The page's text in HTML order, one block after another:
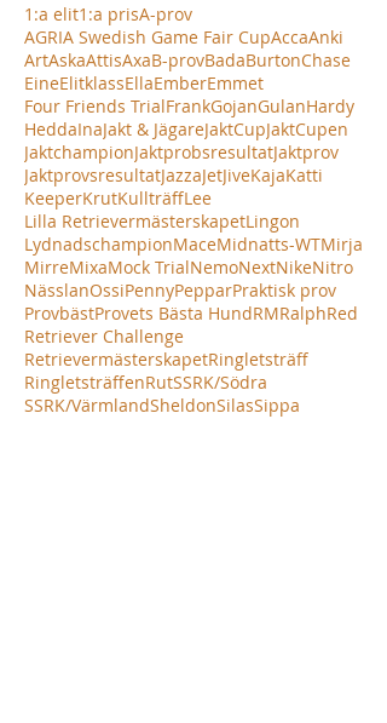
1:a elit1:a prisA-prov
AGRIA Swedish Game Fair CupAccaAnki
ArtAskaAttisAxaB-provBadaBurtonChase
EineElitklassEllaEmberEmmet
Four Friends TrialFrankGojanGulanHardy
HeddaInaJakt & JägareJaktCupJaktCupen
JaktchampionJaktprobsresultatJaktprov
JaktprovsresultatJazzaJetJiveKajaKatti
KeeperKrutKullträffLee
Lilla RetrievermästerskapetLingon
LydnadschampionMaceMidnatts-WTMirja
MirreMixaMock TrialNemoNextNikeNitro
NässlanOssiPennyPepparPraktisk prov
ProvbästProvets Bästa HundRMRalphRed
Retriever Challenge
RetrievermästerskapetRingletsträff
RingletsträffenRutSSRK/Södra
SSRK/VärmlandSheldonSilasSippa